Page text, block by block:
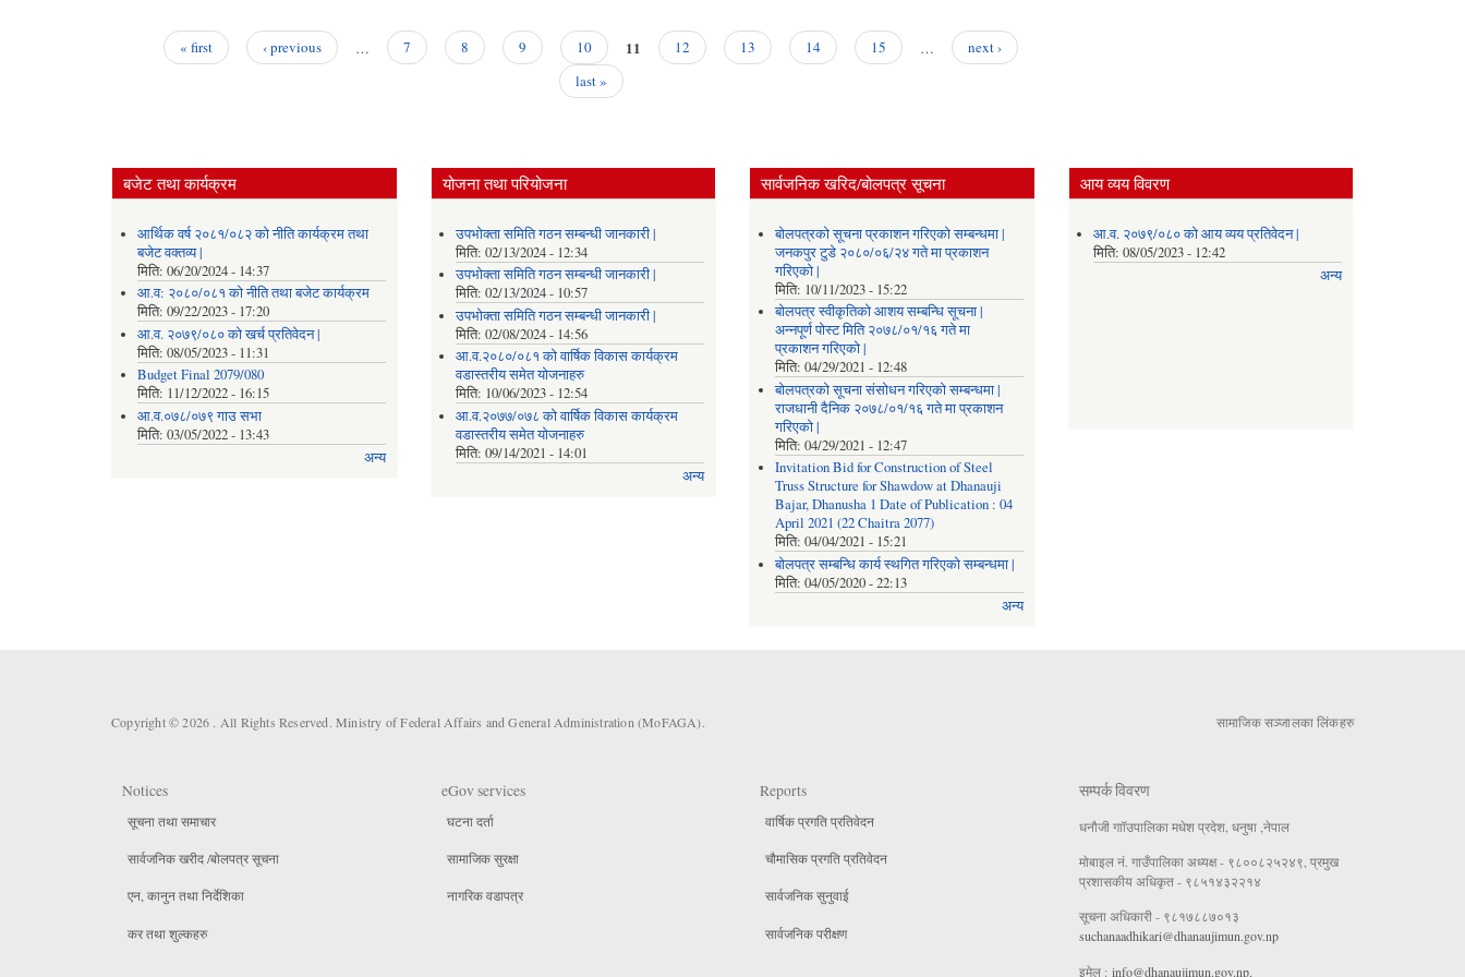
« first ‹ previous … 7 8 9 10 11 12 13 14 15 …
next ›
last »
बजेट तथा कार्यक्रम
आर्थिक वर्ष २०८१/०८२ को नीति कार्यक्रम तथा
बजेट वक्तव्य |
मिति: 06/20/2024 - 14:37
आ.व: २०८०/०८१ को नीति तथा बजेट कार्यक्रम
मिति: 09/22/2023 - 17:20
आ.व. २०७९/०८० को खर्च प्रतिवेदन |
मिति: 08/05/2023 - 11:31
Budget Final 2079/080
मिति: 11/12/2022 - 16:15
आ.व.०७८/०७९ गाउ सभा
मिति: 03/05/2022 - 13:43
अन्य
योजना तथा परियोजना
उपभोक्ता समिति गठन सम्बन्धी जानकारी |
मिति:02/13/2024 - 12:34
उपभोक्ता समिति गठन सम्बन्धी जानकारी |
मिति:02/13/2024 - 10:57
उपभोक्ता समिति गठन सम्बन्धी जानकारी |
मिति:02/08/2024 - 14:56
आ.व.२०८०/०८१ को वार्षिक विकास कार्यक्रम
वडास्तरीय समेत योजनाहरु
मिति: 10/06/2023 - 12:54
आ.व.२०७७/०७८ को वार्षिक विकास कार्यक्रम
वडास्तरीय समेत योजनाहरु
मिति:09/14/2021 - 14:01
अन्य
सार्वजनिक खरिद/बोलपत्र सूचना
बोलपत्रको सूचना प्रकाशन गरिएको सम्बन्धमा |
जनकपुर टुडे २०८०/०६/२४ गते मा प्रकाशन
गरिएको |
मिति: 10/11/2023 - 15:22
बोलपत्र स्वीकृतिको आशय सम्बन्धि सूचना |
अन्नपूर्ण पोस्ट मिति २०७८/०१/१६ गते मा
प्रकाशन गरिएको |
मिति: 04/29/2021 - 12:48
बोलपत्रको सूचना संसोधन गरिएको सम्बन्धमा |
राजधानी दैनिक २०७८/०१/१६ गते मा प्रकाशन
गरिएको |
मिति: 04/29/2021 - 12:47
Invitation Bid for Construction of Steel
Truss Structure for Shawdow at Dhanauji
Bajar, Dhanusha 1 Date of Publication : 04
April 2021 (22 Chaitra 2077)
मिति: 04/04/2021 - 15:21
बोलपत्र सम्बन्धि कार्य स्थगित गरिएको सम्बन्धमा |
मिति: 04/05/2020 - 22:13
अन्य
आय व्यय विवरण
आ.व. २०७९/०८० को आय व्यय प्रतिवेदन |
मिति:08/05/2023 - 12:42
अन्य
Copyright © 2026 . All Rights Reserved. Ministry of Federal Affairs and General Administration (MoFAGA). सामाजिक सञ्जालका लिंकहरु
Notices
सूचना तथा समाचार
सार्वजनिक खरीद /बोलपत्र सूचना
एन, कानुन तथा निर्देशिका
कर तथा शुल्कहरु
eGov services
घटना दर्ता
सामाजिक सुरक्षा
नागरिक वडापत्र
Reports
वार्षिक प्रगति प्रतिवेदन
चौमासिक प्रगति प्रतिवेदन
सार्वजनिक सुनुवाई
सार्वजनिक परीक्षण
सम्पर्क विवरण
धनौजी गाॉउपालिका मधेश प्रदेश, धनुषा ,नेपाल
मोबाइल नं. गाउँपालिका अध्यक्ष - ९८००८२५२४९, प्रमुख
प्रशासकीय अधिकृत - ९८५१४३२२१४
सूचना अधिकारी - ९८१७८८७०१३
suchanaadhikari@dhanaujimun.gov.np
इमेल : info@dhanaujimun.gov.np,